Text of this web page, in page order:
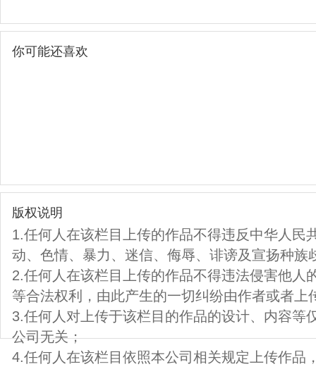
你可能还喜欢
版权说明
1.任何人在该栏目上传的作品不得违反中华人民
动、色情、暴力、迷信、侮辱、诽谤及宣扬种族
2.任何人在该栏目上传的作品不得违法侵害他人
等合法权利，由此产生的一切纠纷由作者或者上
3.任何人对上传于该栏目的作品的设计、内容等
公司无关；
4.任何人在该栏目依照本公司相关规定上传作品